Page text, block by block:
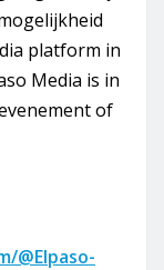
platform in
Media is in
of
@Elpaso-